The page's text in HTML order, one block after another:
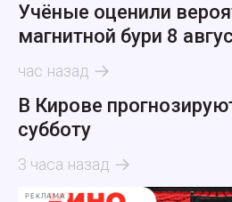
Учёные оценили
магнитной бури 8
час назад
В Кирове
субботу
3 часа назад
РЕКЛАМА